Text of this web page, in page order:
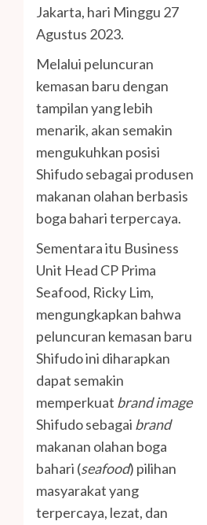
Jakarta, hari Minggu 27
Agustus 2023.
Melalui peluncuran
kemasan baru dengan
tampilan yang lebih
menarik, akan semakin
mengukuhkan posisi
Shifudo sebagai produsen
makanan olahan berbasis
boga bahari terpercaya.
Sementara itu Business
Unit Head CP Prima
Seafood, Ricky Lim,
mengungkapkan bahwa
peluncuran kemasan baru
Shifudo ini diharapkan
dapat semakin
memperkuat brand image
Shifudo sebagai brand
makanan olahan boga
bahari (seafood) pilihan
masyarakat yang
terpercaya, lezat, dan